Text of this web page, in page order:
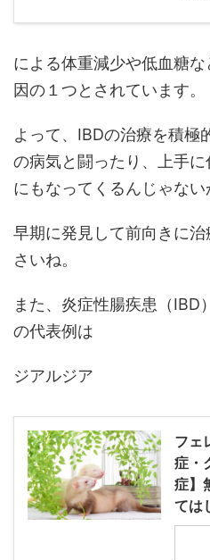
による体重減少や低血糖
因の１つとされています。
よって、IBDの治療を積極
の病気と闘ったり、上手
にもなってくるんじゃない
早期に発見して前向きに
さいね。
また、炎症性腸疾患（IBD
の代表例は
ジアルジア
フェ
症・
症】
ては